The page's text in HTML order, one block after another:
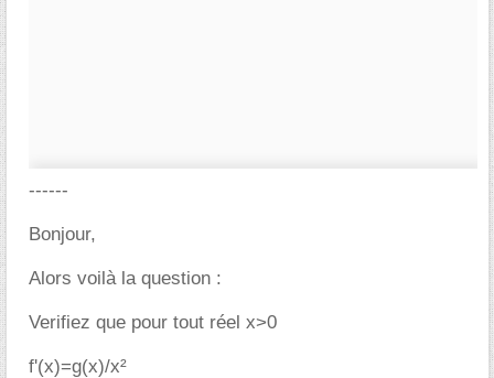
------
Bonjour,
Alors voilà la question :
Verifiez que pour tout réel x>0
f'(x)=g(x)/x²